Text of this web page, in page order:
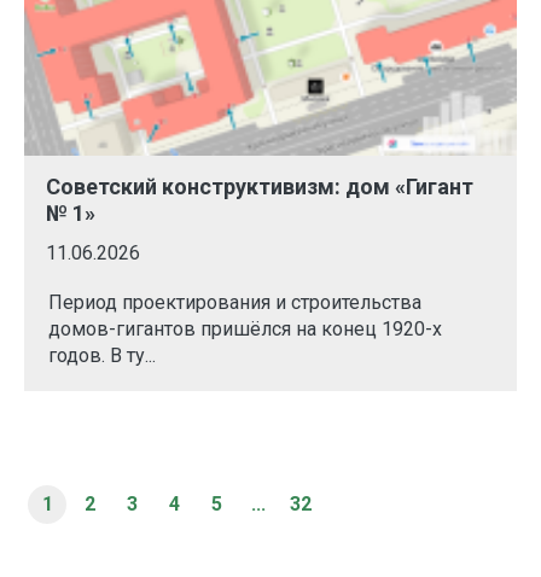
Советский конструктивизм: дом «Гигант
№ 1»
11.06.2026
Период проектирования и строительства
домов-гигантов пришёлся на конец 1920-х
годов. В ту...
1 2 3 4 5 ... 32